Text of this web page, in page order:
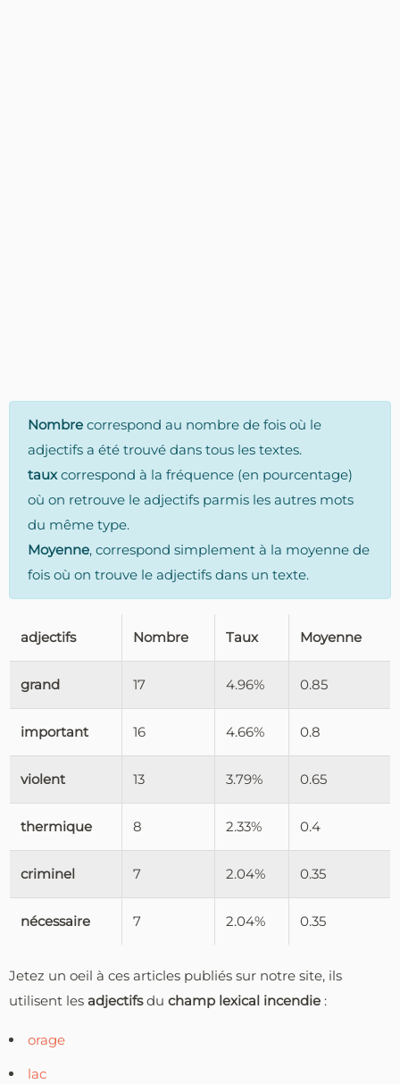
Nombre correspond au nombre de fois où le
adjectifs a été trouvé dans tous les textes.
tauxcorrespond à la fréquence (en pourcentage)
où on retrouve le adjectifs parmis les autres mots
du même type.
Moyenne, correspond simplement à la moyenne de
fois où on trouve le adjectifs dans un texte.
adjectifs Nombre Taux Moyenne
grand 17 4.96% 0.85
important 16 4.66% 0.8
violent 13 3.79% 0.65
thermique 8 2.33% 0.4
criminel 7 2.04% 0.35
nécessaire 7 2.04% 0.35
Jetez un oeil à ces articles publiés sur notre site, ils
utilisent les adjectifsdu champ lexical incendie :
orage
lac